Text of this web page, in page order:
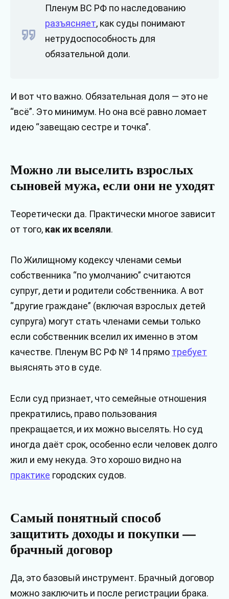
Пленум ВС РФ по наследованию
разъясняет, как суды понимают
нетрудоспособность для
обязательной доли.
И вот что важно. Обязательная доля — это не
“всё”. Это минимум. Но она всё равно ломает
идею “завещаю сестре и точка”.
Можно ли выселить взрослых
сыновей мужа, если они не уходят
Теоретически да. Практически многое зависит
от того, как их вселяли.
По Жилищному кодексу членами семьи
собственника “по умолчанию” считаются
супруг, дети и родители собственника. А вот
“другие граждане” (включая взрослых детей
супруга) могут стать членами семьи только
если собственник вселил их именно в этом
качестве. Пленум ВС РФ № 14 прямо требует
выяснять это в суде.
Если суд признает, что семейные отношения
прекратились, право пользования
прекращается, и их можно выселять. Но суд
иногда даёт срок, особенно если человек долго
жил и ему некуда. Это хорошо видно на
практике городских судов.
Самый понятный способ
защитить доходы и покупки —
брачный договор
Да, это базовый инструмент. Брачный договор
можно заключить и после регистрации брака.